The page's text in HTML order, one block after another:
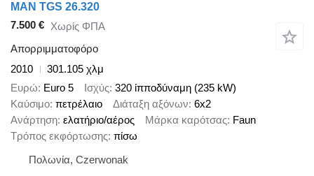
MAN TGS 26.320
7.500 € Χωρίς ΦΠΑ
Απορριμματοφόρο
2010
301.105 χλμ
Ευρώ Euro 5 Ισχύς 320 ίπποδύναμη (235 kW)
Καύσιμο πετρέλαιο Διάταξη αξόνων 6x2
Ανάρτηση ελατήριο/αέρος Μάρκα καρότσας Faun
Τρόπος εκφόρτωσης πίσω
Πολωνία, Czerwonak